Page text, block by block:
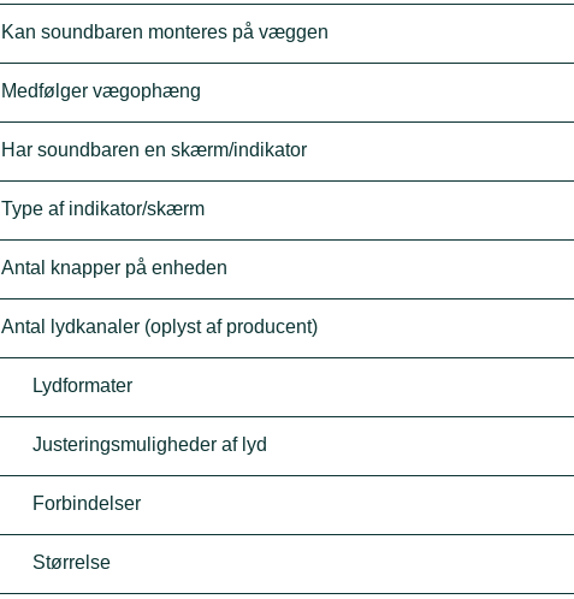
Kan soundbaren monteres på væggen
Medfølger vægophæng
Har soundbaren en skærm/indikator
Type af indikator/skærm
Antal knapper på enheden
Antal lydkanaler (oplyst af producent)
Lydformater
Justeringsmuligheder af lyd
Forbindelser
Størrelse